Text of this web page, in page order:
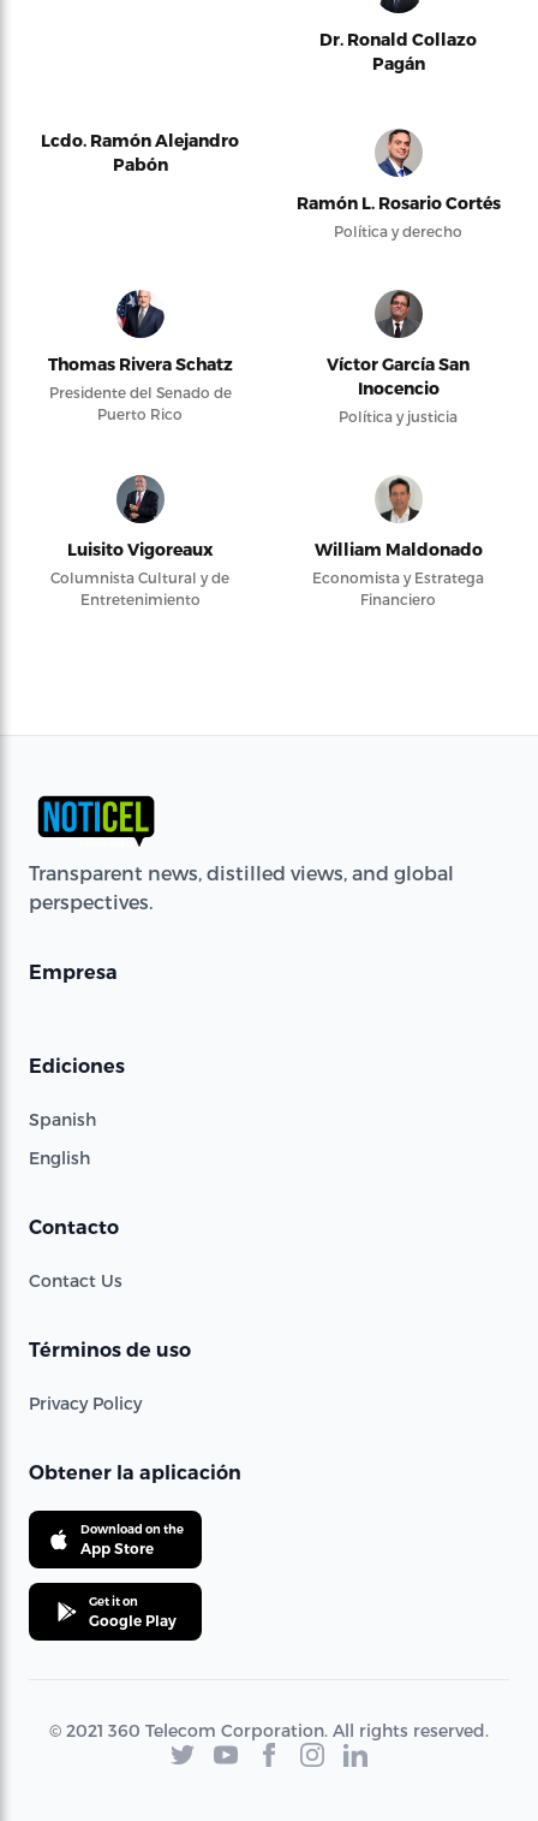
Dr. Ronald Collazo
Pagán
Lcdo. Ramón Alejandro
Pabón
Ramón L. Rosario Cortés
Política y derecho
Thomas Rivera Schatz
Presidente del Senado de
Puerto Rico
Víctor García San
Inocencio
Política y justicia
Luisito Vigoreaux
Columnista Cultural y de
Entretenimiento
William Maldonado
Economista y Estratega
Financiero
Transparent news, distilled views, and global
perspectives.
Empresa
Ediciones
Spanish
English
Contacto
Contact Us
Términos de uso
Privacy Policy
Obtener la aplicación
Download on the
App Store
Get it on
Google Play
© 2021 360 Telecom Corporation. All rights reserved.